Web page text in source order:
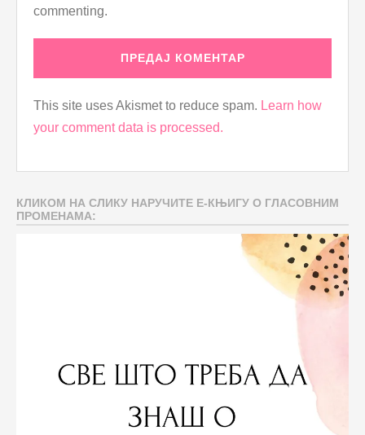
commenting.
This site uses Akismet to reduce spam. Learn how
your comment data is processed.
КЛИКОМ НА СЛИКУ НАРУЧИТЕ Е-КЊИГУ О ГЛАСОВНИМ
ПРОМЕНАМА: